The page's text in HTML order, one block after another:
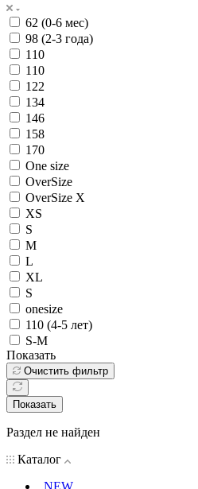
62 (0-6 мес)
98 (2-3 года)
110
110
122
134
146
158
170
One size
OverSize
OverSize X
XS
S
M
L
XL
S
onesize
110 (4-5 лет)
S-M
Показать
Очистить фильтр
Показать
Раздел не найден
Каталог
NEW